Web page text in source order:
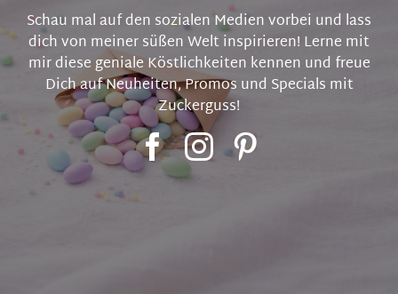
Schau mal auf den sozialen Medien vorbei und lass
dich von meiner süßen Welt inspirieren! Lerne mit
mir diese geniale Köstlichkeiten kennen und freue
Dich auf Neuheiten, Promos und Specials mit
Zuckerguss!